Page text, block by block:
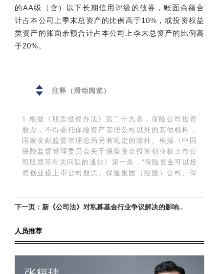
的AA级（含）以下长期信用评级的债券，账面余额合
计占本公司上季末总资产的比例高于10%，或投资权益
类资产的账面余额合计占本公司上季末总资产的比例高
于20%。
注释（滑动阅览）
1.根据《股票投资办法》第二十九条，保险公司投资
股票，不得委托保险资产管理公司以外的其他机构，
国家金融监督管理总局另有规定的除外。根据《中国
保险监督管理委员会关于保险资金投资创业板上市公
司股票等有关问题的通知》第一条，“保险资金可以投
资创业板上市公司股票。保险集团（控股）公司、保
合条件的专业管理机构（含保险资产管理公司和其他
2.详见下文偿付能力充足率的内容，下同。
险一致行动人，是指在上市公司股票投资中与保险机
下一页：新《公司法》对私募基金行业争议解决的影响..
人员推荐